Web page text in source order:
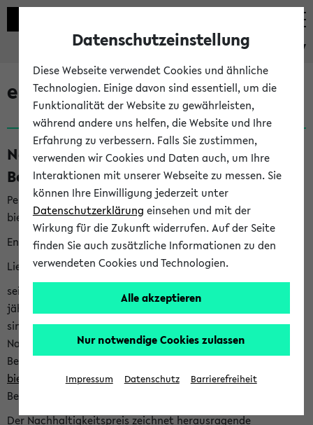
eKVV
eKVV News
Nachhaltigkeitspreis 2026:
Bewerbungsphase gestartet (06.08.26)
Per E-Mail eingestellt von nachhaltigkeitsbuero@uni-
bielefeld.de an den Verteiler 'Alle Studierenden':
English version below
Liebe Studierende,
seit 2023 verleiht das Rektorat der Universität Bielefeld
jährlich den Nachhaltigkeitspreis für Abschlussarbeiten. Sie
sind herzlich eingeladen sich mit Ihrer Abschlussarbeit beim
Nachhaltigkeitsbüro zu bewerben. Bitte nutzen Sie für Ihre
Bewerbung dieses Formular<https://formulare.uni-
bielefeld.de/frontend-server/form/provide/913/>. Die
Bewerbungsfrist endet am 30.09.2026.
Der Nachhaltigkeitspreis zeichnet herausragende
Datenschutzeinstellung
Diese Webseite verwendet Cookies und ähnliche
Technologien. Einige davon sind essentiell, um die
Funktionalität der Website zu gewährleisten,
während andere uns helfen, die Website und Ihre
Erfahrung zu verbessern. Falls Sie zustimmen,
verwenden wir Cookies und Daten auch, um Ihre
Interaktionen mit unserer Webseite zu messen. Sie
können Ihre Einwilligung jederzeit unter
Datenschutzerklärung einsehen und mit der
Wirkung für die Zukunft widerrufen. Auf der Seite
finden Sie auch zusätzliche Informationen zu den
verwendeten Cookies und Technologien.
Alle akzeptieren
Nur notwendige Cookies zulassen
Impressum Datenschutz Barrierefreiheit